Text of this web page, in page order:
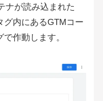
ナが読み込まれた
グ内にあるGTMコー
作動します。